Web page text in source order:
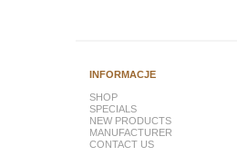
INFORMACJE
SHOP
SPECIALS
NEW PRODUCTS
MANUFACTURER
CONTACT US